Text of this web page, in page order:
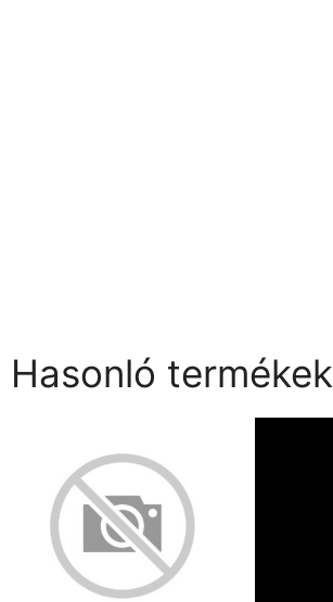
Hasonló termékek